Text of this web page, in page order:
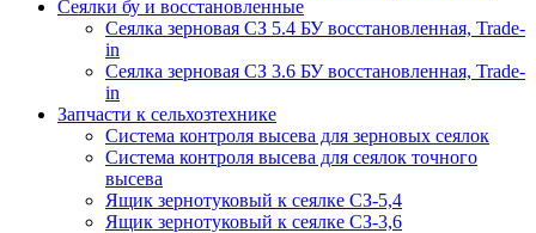
Сеялки бу и восстановленные
Сеялка зерновая СЗ 5.4 БУ восстановленная, Trade-
in
Сеялка зерновая СЗ 3.6 БУ восстановленная, Trade-
in
Запчасти к сельхозтехнике
Система контроля высева для зерновых сеялок
Система контроля высева для сеялок точного
высева
Ящик зернотуковый к сеялке СЗ-5,4
Ящик зернотуковый к сеялке СЗ-3,6